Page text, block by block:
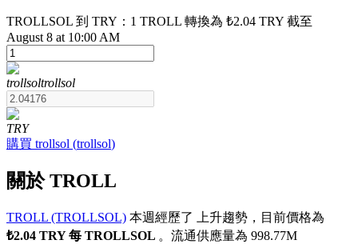
USDT永續
多種以USDT結算的永續合約
幣本位永續
TROLLSOL 到 TRY：1 TROLL 轉換為 ₺2.04 TRY 截至
August 8 at 10:00 AM
trollsoltrollsol
TRY
購買 trollsol (trollsol)
關於 TROLL
TROLL (TROLLSOL) 本週經歷了 上升趨勢，目前價格為
₺2.04 TRY 每 TROLLSOL 。流通供應量為 998.77M